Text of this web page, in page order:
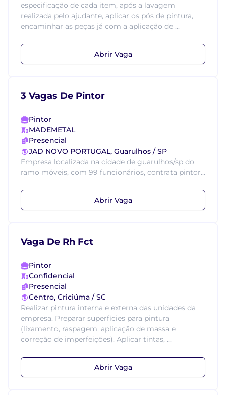
especificação de cada item, após a lavagem
realizada pelo ajudante, aplicar os pós de pintura,
encaminhar as peças já com a aplicação de ...
Abrir Vaga
3 Vagas De Pintor
Pintor
MADEMETAL
Presencial
JAD NOVO PORTUGAL, Guarulhos / SP
Empresa localizada na cidade de guarulhos/sp do
ramo móveis, com 99 funcionários, contrata pintor...
Abrir Vaga
Vaga De Rh Fct
Pintor
Confidencial
Presencial
Centro, Criciúma / SC
Realizar pintura interna e externa das unidades da
empresa. Preparar superfícies para pintura
(lixamento, raspagem, aplicação de massa e
correção de imperfeições). Aplicar tintas, ...
Abrir Vaga